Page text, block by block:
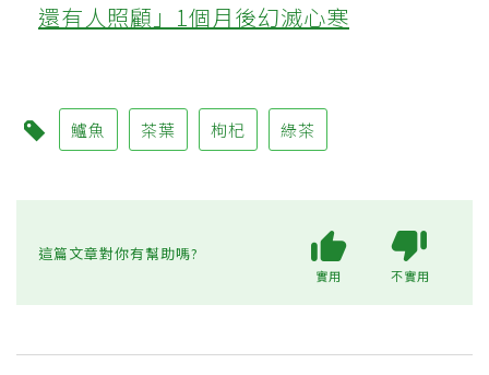
還有人照顧」1個月後幻滅心寒
鱸魚 茶葉 枸杞 綠茶
這篇文章對你有幫助嗎?
實用 不實用